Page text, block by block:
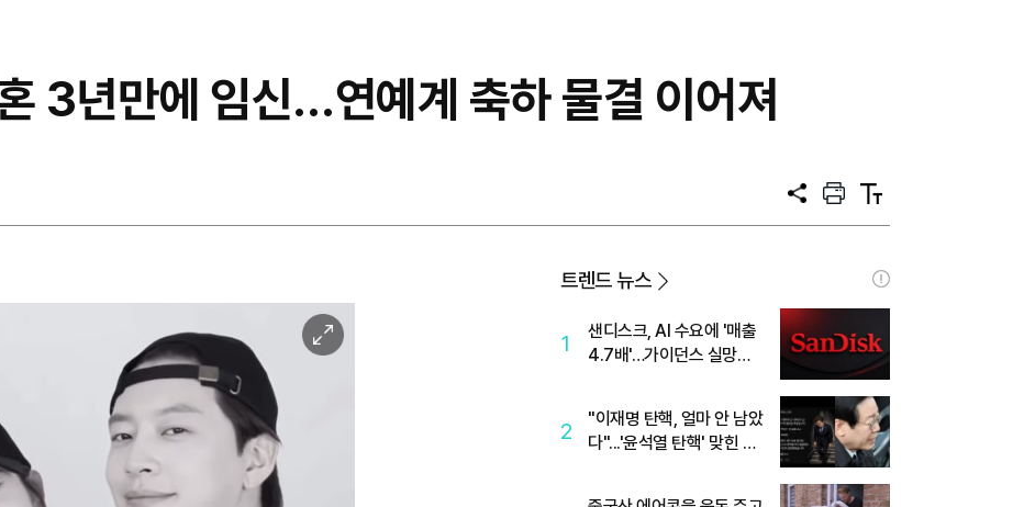
3년만에 임신…연예계 축하 물결 이어져
공
프
트
텍
트
이
미
트렌드 뉴스
1
샌디스크, AI 수요에 '매출
4.7배'…가이던스 실망에
2
"이재명 탄핵, 얼마 안 남았
다"...'윤석열 탄핵' 맞힌 무